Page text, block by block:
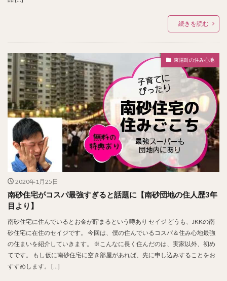
続きを読む
東陽町の住み心地
2020年1月25日
南砂住宅がコスパ最強すぎると話題に【南砂団地の住人歴3年
目より】
南砂住宅に住んでいるとお金が貯まるという噂あり セイジ どうも、JKKの南
砂住宅に在住のセイジです。 今回は、僕の住んでいるコスパ＆住み心地最強
の住まいを紹介していきます。 ※こんなに長く住んだのは、実家以外、初め
てです。 もし仮に南砂住宅に空き部屋があれば、先に申し込みすることをお
すすめします。 […]